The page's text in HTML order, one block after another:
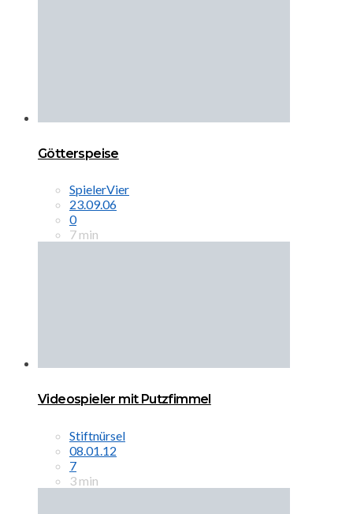
Götterspeise
SpielerVier
23.09.06
0
7 min
Videospieler mit Putzfimmel
Stiftnürsel
08.01.12
7
3 min